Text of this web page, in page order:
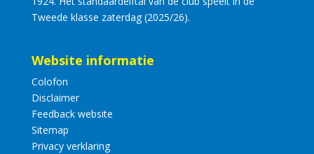
Tweede klasse zaterdag (2025/26).
Website informatie
Colofon
Disclaimer
Feedback website
Sitemap
Privacy verklaring